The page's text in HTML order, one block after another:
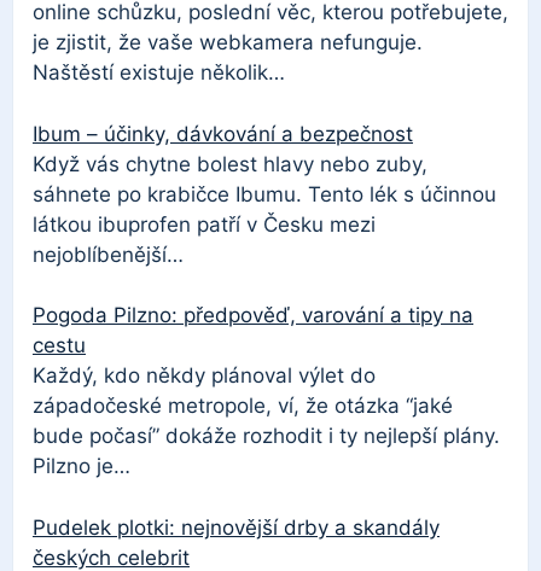
online schůzku, poslední věc, kterou potřebujete,
je zjistit, že vaše webkamera nefunguje.
Naštěstí existuje několik…
Ibum – účinky, dávkování a bezpečnost
Když vás chytne bolest hlavy nebo zuby,
sáhnete po krabičce Ibumu. Tento lék s účinnou
látkou ibuprofen patří v Česku mezi
nejoblíbenější…
Pogoda Pilzno: předpověď, varování a tipy na
cestu
Každý, kdo někdy plánoval výlet do
západočeské metropole, ví, že otázka “jaké
bude počasí” dokáže rozhodit i ty nejlepší plány.
Pilzno je…
Pudelek plotki: nejnovější drby a skandály
českých celebrit